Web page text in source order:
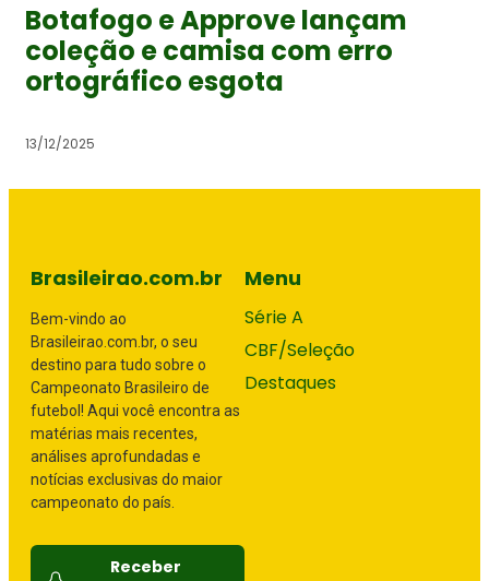
Botafogo e Approve lançam
coleção e camisa com erro
ortográfico esgota
13/12/2025
Brasileirao.com.br
Bem-vindo ao
Brasileirao.com.br, o seu
destino para tudo sobre o
Campeonato Brasileiro de
futebol! Aqui você encontra as
matérias mais recentes,
análises aprofundadas e
notícias exclusivas do maior
campeonato do país.
Receber
Menu
Série A
CBF/Seleção
Destaques